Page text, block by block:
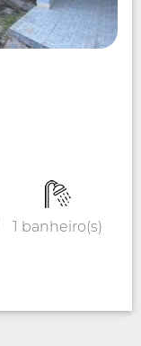
1 banheiro(s)